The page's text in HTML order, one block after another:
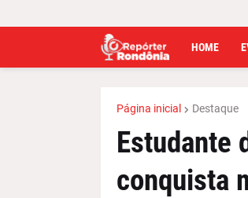
HOME
Página inicial Destaque
Estudante
conquista